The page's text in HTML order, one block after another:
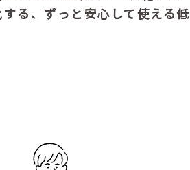
る、ずっと安心して使える低